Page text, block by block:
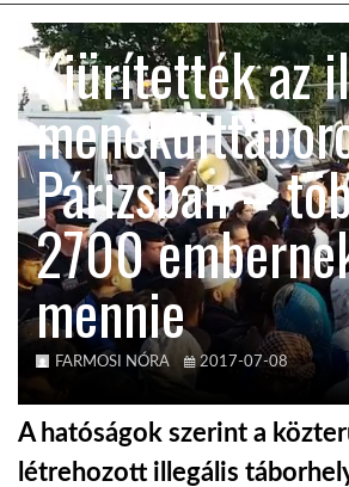
LATIN-AMERIKA
KÖZEL-KELET
AUSZTRÁLIA
A VILÁG ITTHON
Kiürítették az
Párizsban –
2700
mennie
FARMOSI NÓRA 2017-07-08
A hatóságok szerint a
létrehozott illegális